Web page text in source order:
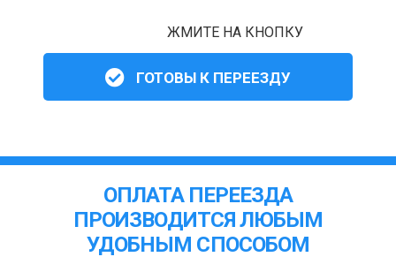
ЖМИТЕ НА КНОПКУ
ГОТОВЫ К ПЕРЕЕЗДУ
ОПЛАТА ПЕРЕЕЗДА
ПРОИЗВОДИТСЯ ЛЮБЫМ
УДОБНЫМ СПОСОБОМ